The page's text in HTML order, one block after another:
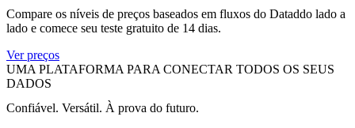
Compare os níveis de preços baseados em fluxos do Dataddo lado a
lado e comece seu teste gratuito de 14 dias.
Ver preços
UMA PLATAFORMA PARA CONECTAR TODOS OS SEUS
DADOS
Confiável. Versátil. À prova do futuro.